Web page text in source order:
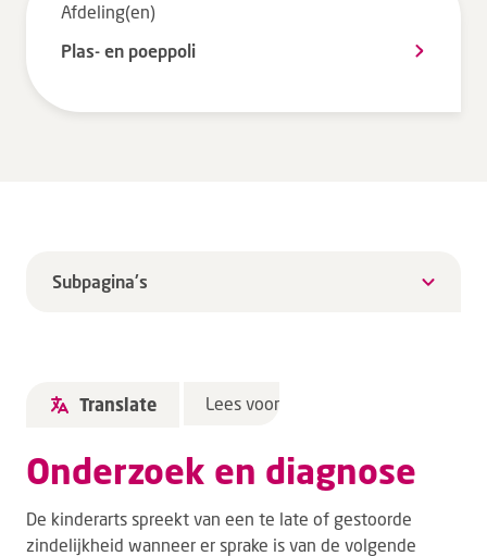
MijnDZ
Afdeling(en)
Plas- en poeppoli
Subpagina's
Translate Lees voor
Onderzoek en diagnose
De kinderarts spreekt van een te late of gestoorde
zindelijkheid wanneer er sprake is van de volgende